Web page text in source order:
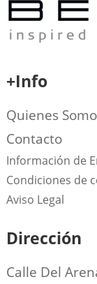
+Info
Quienes
Contacto
Información de
Condiciones de
Aviso Legal
Dirección
Calle Del